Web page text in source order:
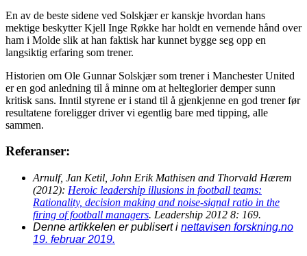
En av de beste sidene ved Solskjær er kanskje hvordan hans
mektige beskytter Kjell Inge Røkke har holdt en vernende hånd over
ham i Molde slik at han faktisk har kunnet bygge seg opp en
langsiktig erfaring som trener.
Historien om Ole Gunnar Solskjær som trener i Manchester United
er en god anledning til å minne om at helteglorier demper sunn
kritisk sans. Inntil styrene er i stand til å gjenkjenne en god trener før
resultatene foreligger driver vi egentlig bare med tipping, alle
sammen.
Referanser:
Arnulf, Jan Ketil, John Erik Mathisen and Thorvald Hærem
(2012): Heroic leadership illusions in football teams:
Rationality, decision making and noise-signal ratio in the
firing of football managers. Leadership 2012 8: 169.
Denne artikkelen er publisert i nettavisen forskning.no
19. februar 2019.